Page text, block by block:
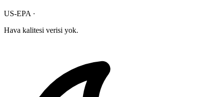
US-EPA ·
Hava kalitesi verisi yok.